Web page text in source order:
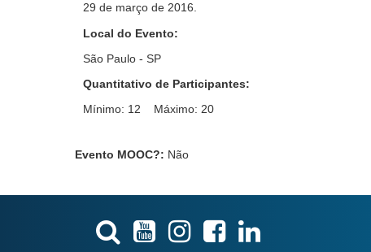
29 de março de 2016.
Local do Evento:
São Paulo - SP
Quantitativo de Participantes:
Mínimo: 12 Máximo: 20
Evento MOOC?: Não